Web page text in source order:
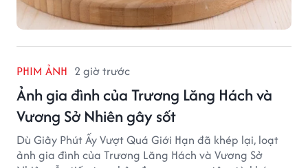
PHIM ẢNH 2 giờ trước
Ảnh gia đình của Trương Lăng Hách và
Vương Sở Nhiên gây sốt
Dù Giây Phút Ấy Vượt Quá Giới Hạn đã khép lại, loạt
ảnh gia đình của Trương Lăng Hách và Vương Sở